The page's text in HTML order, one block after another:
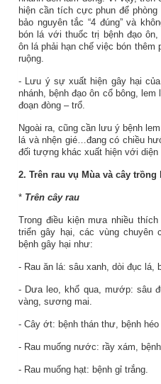
hiện cần tích cực phun để
bảo nguyên tắc “4 đúng” và
bón lá với thuốc trị bệnh đạo
ôn lá phải hạn chế việc bón
ruộng.
- Lưu ý sự xuất hiện gây hại
nhánh, bệnh đạo ôn cổ bông,
đoạn đòng – trổ.
Ngoài ra, cũng cần lưu ý bệnh
lá và nhện gié…đang có chiều
đối tượng khác xuất hiện với diện
2. Trên rau vụ Mùa và cây trồng
* Trên cây rau
Trong điều kiện mưa nhiều
triển gây hại, các vùng
bệnh gây hại như:
- Rau ăn lá: sâu xanh, dòi đục lá,
- Dưa leo, khổ qua, mướp: sâu
vàng, sương mai.
- Cây ớt: bệnh thán thư, bệnh héo
- Rau muống nước: rầy xám, bệnh
- Rau muống hạt: bệnh gỉ trắng.